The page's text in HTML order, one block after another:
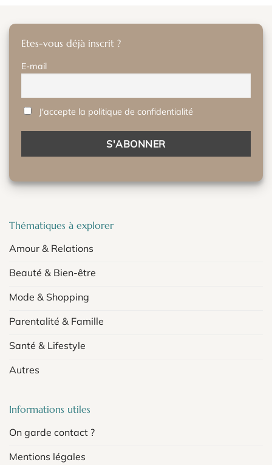
Etes-vous déjà inscrit ?
E-mail
J'accepte la politique de confidentialité
Thématiques à explorer
Amour & Relations
Beauté & Bien-être
Mode & Shopping
Parentalité & Famille
Santé & Lifestyle
Autres
Informations utiles
On garde contact ?
Mentions légales